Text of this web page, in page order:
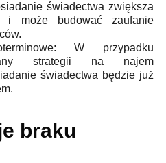
świadectwa zwiększa
i może budować zaufanie
W przypadku
strategii na najem
świadectwa będzie już
braku